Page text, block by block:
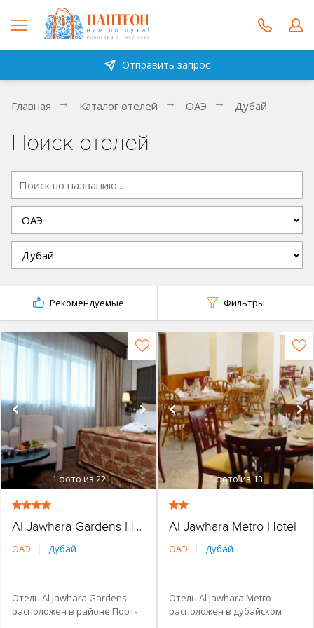
Отправить запрос
Главная Каталог отелей ОАЭ Дубай
Поиск отелей
Рекомендуемые Фильтры
1 фото из 22
Al Jawhara Gardens Hotel
ОАЭ Дубай
Отель Al Jawhara Gardens
расположен в районе Порт-
1фото из 13
Al Jawhara Metro Hotel
ОАЭ Дубай
Отель Al Jawhara Metro
расположен в дубайском